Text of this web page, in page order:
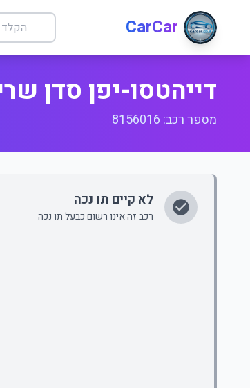
CarCar
דייהטסו-יפן סדן
מספר רכב: 8156016
לא קיים תו נכה
רכב זה אינו רשום כבעל תו נכה